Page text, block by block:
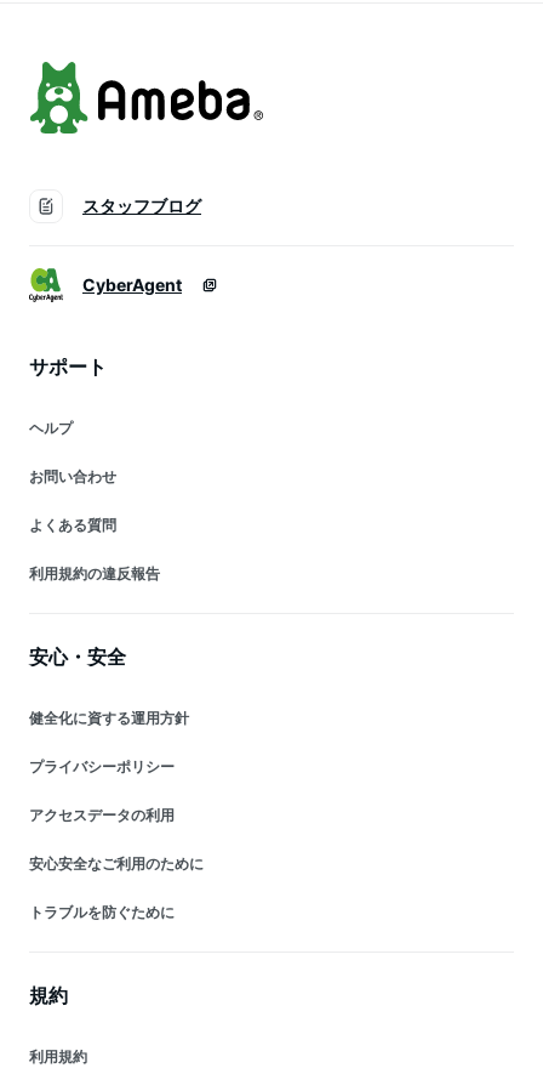
スタッフブログ
CyberAgent
サポート
ヘルプ
お問い合わせ
よくある質問
利用規約の違反報告
安心・安全
健全化に資する運用方針
プライバシーポリシー
アクセスデータの利用
安心安全なご利用のために
トラブルを防ぐために
規約
利用規約